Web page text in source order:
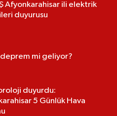
Afyonkarahisar ili elektrik
duyurusu
deprem mi geliyor?
duyurdu:
5 Günlük Hava